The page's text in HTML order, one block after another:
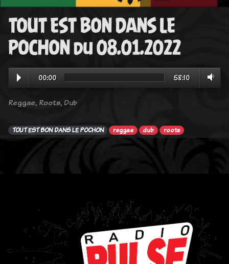
TOUT EST BON DANS LE
POCHON du 08.01.2022
00:00 58:10
Reggae, Roots, Dub
TOUT EST BON DANS LE POCHON reggae dub roots